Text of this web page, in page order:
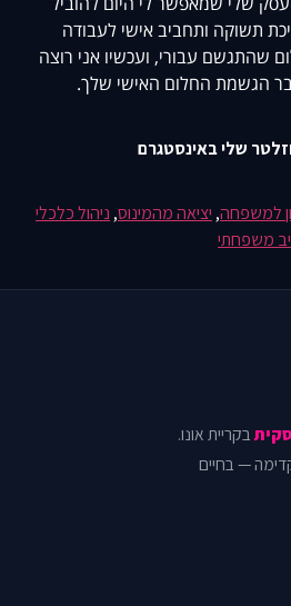
תשוקה ותחביב אישי לעבודה
שהתגשם עבורי, ועכשיו אני רוצה
הגשמת החלום האישי שלך.
שלי באינסטגרם
למשפחה, יציאה מהמינוס, ניהול כלכלי
משפחתי
בקריית אונו.
— בחיים